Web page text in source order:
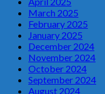
March 2025
February 2025
January 2025
December 2024
November 2024
October 2024
September 2024
August 2024